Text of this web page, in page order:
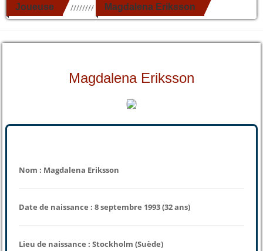
Joueuse ////////// Magdalena Eriksson
Magdalena Eriksson
Nom : Magdalena Eriksson
Date de naissance : 8 septembre 1993 (32 ans)
Lieu de naissance : Stockholm (Suède)